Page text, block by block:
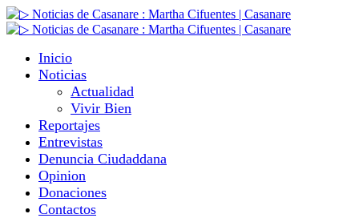
Inicio
Noticias
Actualidad
Vivir Bien
Reportajes
Entrevistas
Denuncia Ciudaddana
Opinion
Donaciones
Contactos